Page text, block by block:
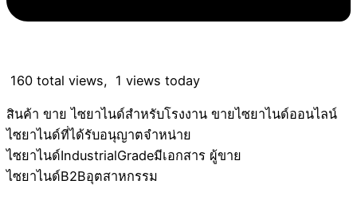
160 total views, 1 views today
สินค้า ขาย ไซยาไนด์สำหรับโรงงาน ขายไซยาไนด์ออนไลน์
ไซยาไนด์ที่ได้รับอนุญาตจำหน่าย
ไซยาไนด์IndustrialGradeมีเอกสาร ผู้ขาย
ไซยาไนด์B2Bอุตสาหกรรม